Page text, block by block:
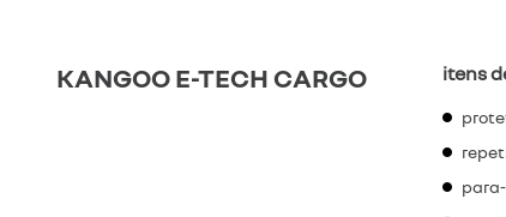
KANGOO E-TECH CARGO itens